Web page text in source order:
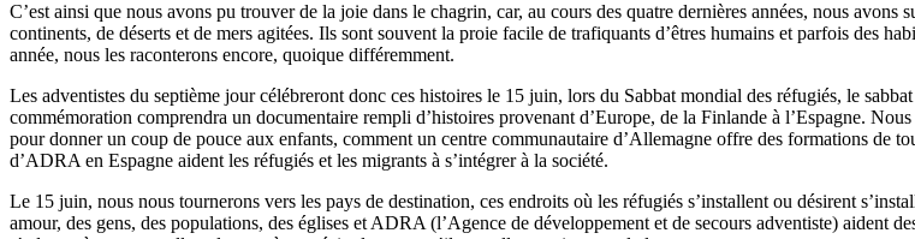
C’est ainsi que nous avons pu trouver de la joie dans le chagrin, car, au cours des quatre dernières années, nous
continents, de déserts et de mers agitées. Ils sont souvent la proie facile de trafiquants d’êtres humains et parfois des
année, nous les raconterons encore, quoique différemment.
Les adventistes du septième jour célébreront donc ces histoires le 15 juin, lors du Sabbat mondial des réfugiés, le
commémoration comprendra un documentaire rempli d’histoires provenant d’Europe, de la Finlande à l’Espagne.
pour donner un coup de pouce aux enfants, comment un centre communautaire d’Allemagne offre des formations de
d’ADRA en Espagne aident les réfugiés et les migrants à s’intégrer à la société.
Le 15 juin, nous nous tournerons vers les pays de destination, ces endroits où les réfugiés s’installent ou désirent
amour, des gens, des populations, des églises et ADRA (l’Agence de développement et de secours adventiste) aident